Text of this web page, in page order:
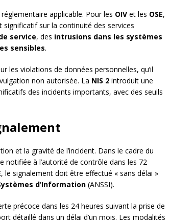
applicable. Pour les OIV et les OSE,
sur la continuité des services
service, des intrusions dans les systèmes
sensibles.
les violations de données personnelles, qu’il
non autorisée. La NIS 2 introduit une
des incidents importants, avec des seuils
et la gravité de l’incident. Dans le cadre du
notifiée à l’autorité de contrôle dans les 72
, le signalement doit être effectué « sans délai »
d’Information (ANSSI).
précoce dans les 24 heures suivant la prise de
détaillé dans un délai d’un mois. Les modalités